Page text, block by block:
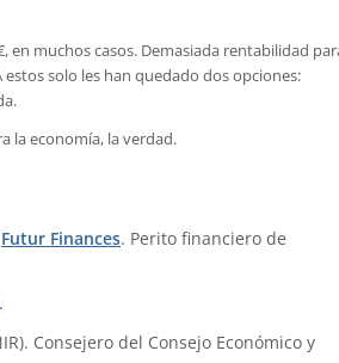
en muchos casos. Demasiada rentabilidad
solo les han quedado dos opciones:
la economía, la verdad.
Futur Finances. Perito financiero de
.
Consejero del Consejo Económico y